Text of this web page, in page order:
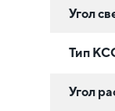
Угол
Тип
Угол